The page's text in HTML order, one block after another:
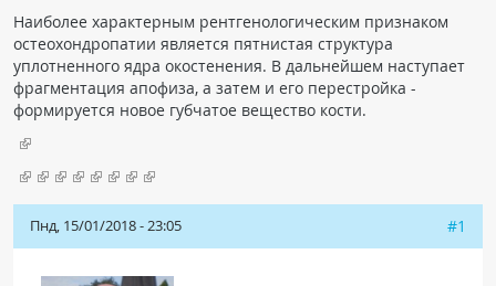
ПОМОЩЬ
Наиболее характерным рентгенологическим признаком
остеохондропатии является пятнистая структура
уплотненного ядра окостенения. В дальнейшем наступает
фрагментация апофиза, а затем и его перестройка -
формируется новое губчатое вещество кости.
Пнд, 15/01/2018 - 23:05 #1